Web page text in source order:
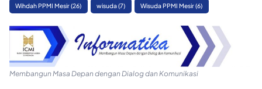
Wihdah PPMI Mesir(26) wisuda(7) Wisuda PPMI Mesir(6)
Membangun Masa Depan dengan Dialog dan Komunikasi